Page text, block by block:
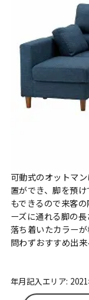
可動式のオットマ
置ができ、脚を預
もできるので来客
ーズに通れる脚の
落ち着いたカラー
問わずおすすめ出来
年月記入エリア: